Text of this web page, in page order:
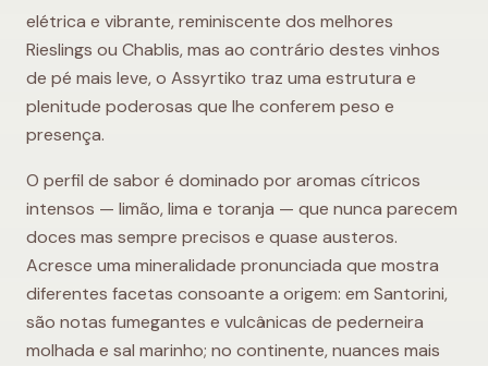
elétrica e vibrante, reminiscente dos melhores
Rieslings ou Chablis, mas ao contrário destes vinhos
de pé mais leve, o Assyrtiko traz uma estrutura e
plenitude poderosas que lhe conferem peso e
presença.
O perfil de sabor é dominado por aromas cítricos
intensos — limão, lima e toranja — que nunca parecem
doces mas sempre precisos e quase austeros.
Acresce uma mineralidade pronunciada que mostra
diferentes facetas consoante a origem: em Santorini,
são notas fumegantes e vulcânicas de pederneira
molhada e sal marinho; no continente, nuances mais